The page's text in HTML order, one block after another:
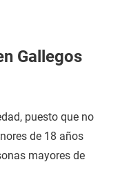
Gallegos
puesto que no
de 18 años
mayores de